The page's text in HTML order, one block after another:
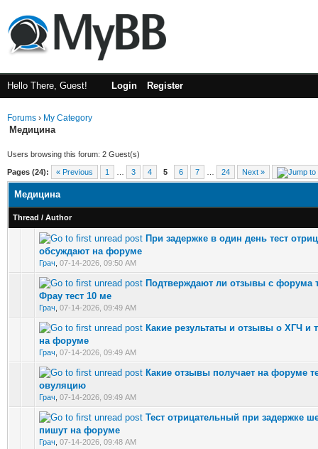
Hello There, Guest! Login Register
Forums › My Category
Медицина
Users browsing this forum: 2 Guest(s)
Pages (24): « Previous 1 3 4 5 6 7 24 Next »
Медицина
Thread / Author
При задержке в один день тест
обсуждают на форуме
Грач 07-14-2026, 09:50 AM
0 Vote(s) - 0 out of 5 in Average
Подтверждают ли отзывы с форума
Фрау тест 10 ме
Грач 07-14-2026, 09:49 AM
0 Vote(s) - 0 out of 5 in Average
Какие результаты и отзывы о ХГЧ и
на форуме
Грач 07-14-2026, 09:49 AM
0 Vote(s) - 0 out of 5 in Average
Какие отзывы получает на форуме
овуляцию
Грач 07-14-2026, 09:49 AM
0 Vote(s) - 0 out of 5 in Average
Тест отрицательный при задержке
пишут на форуме
Грач 07-14-2026, 09:48 AM
0 Vote(s) - 0 out of 5 in Average